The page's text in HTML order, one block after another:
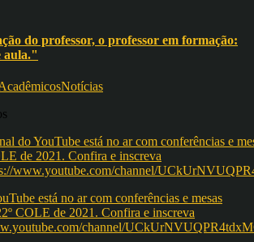
do professor, o professor em formação:
aula."
Notícias
está no ar com conferências e mesas
COLE de 2021. Confira e inscreva
channel/